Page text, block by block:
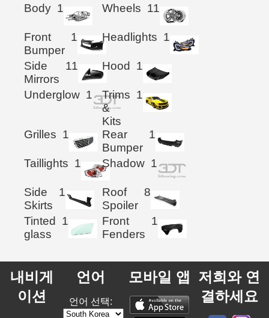
Body 1 Wheels 11
Front
Bumper
1 Headlights 1
Side
Mirrors
11 Hood 1
Underglow 1
Trims
&
Kits
1
Grilles 1
Rear
Bumper
1
Taillights 1 Shadow 1
Side
Skirts
1
Roof
Spoiler
8
Tinted
glass
1
Front
Fenders
1
내비게
이션
언어
언어 선택:
모바일 앱 저희와 연
결하세요